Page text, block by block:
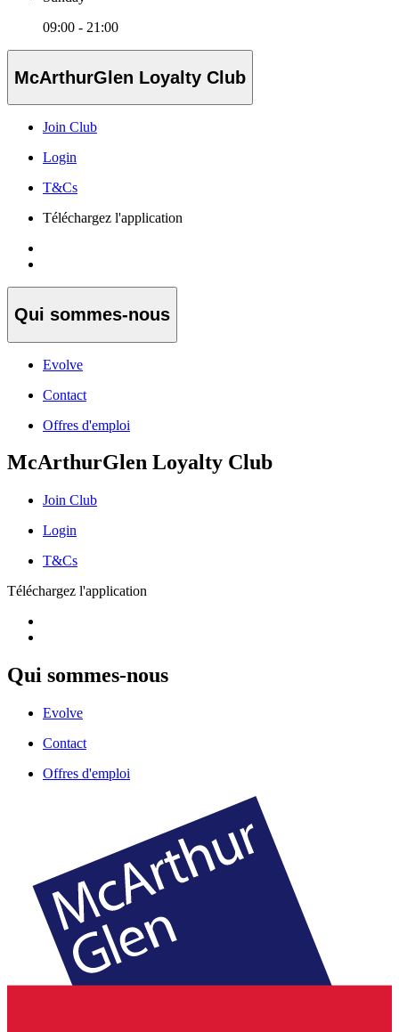
09:00 - 21:00
McArthurGlen Loyalty Club
Join Club
Login
T&Cs
Téléchargez l'application
Qui sommes-nous
Evolve
Contact
Offres d'emploi
McArthurGlen Loyalty Club
Join Club
Login
T&Cs
Téléchargez l'application
Qui sommes-nous
Evolve
Contact
Offres d'emploi